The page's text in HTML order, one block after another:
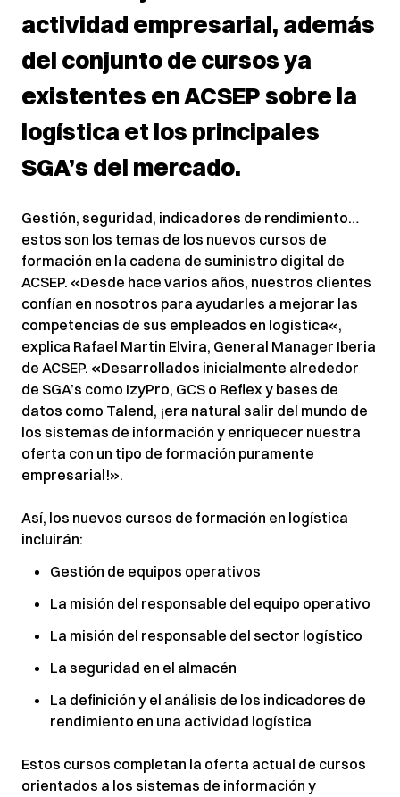
actividad empresarial, además
del conjunto de cursos ya
existentes en ACSEP sobre la
logística et los principales
SGA’s del mercado.
Gestión, seguridad, indicadores de rendimiento…
estos son los temas de los nuevos cursos de
formación en la cadena de suministro digital de
ACSEP. «Desde hace varios años, nuestros clientes
confían en nosotros para ayudarles a mejorar las
competencias de sus empleados en logística«,
explica Rafael Martin Elvira, General Manager Iberia
de ACSEP. «Desarrollados inicialmente alrededor
de SGA’s como IzyPro, GCS o Reflex y bases de
datos como Talend, ¡era natural salir del mundo de
los sistemas de información y enriquecer nuestra
oferta con un tipo de formación puramente
empresarial!».
Así, los nuevos cursos de formación en logística
incluirán:
Gestión de equipos operativos
La misión del responsable del equipo operativo
La misión del responsable del sector logístico
La seguridad en el almacén
La definición y el análisis de los indicadores de
rendimiento en una actividad logística
Estos cursos completan la oferta actual de cursos
orientados a los sistemas de información y